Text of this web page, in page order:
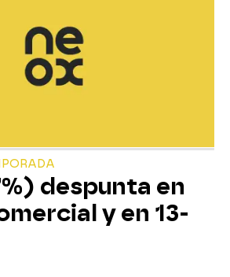
despunta en
y en 13-